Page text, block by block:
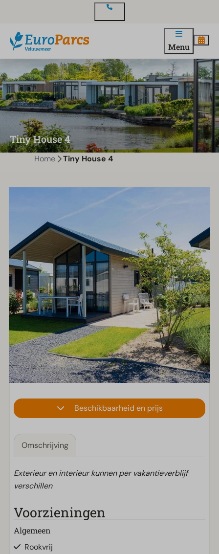
Menu
Tiny House 4
Home Tiny House 4
Beschikbaarheid en prijs
Omschrijving
Exterieur en interieur kunnen per vakantieverblijf
verschillen
Voorzieningen
Algemeen
Rookvrij